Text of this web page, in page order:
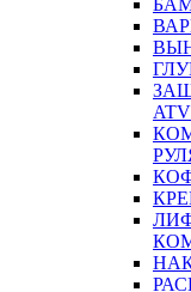
ATV